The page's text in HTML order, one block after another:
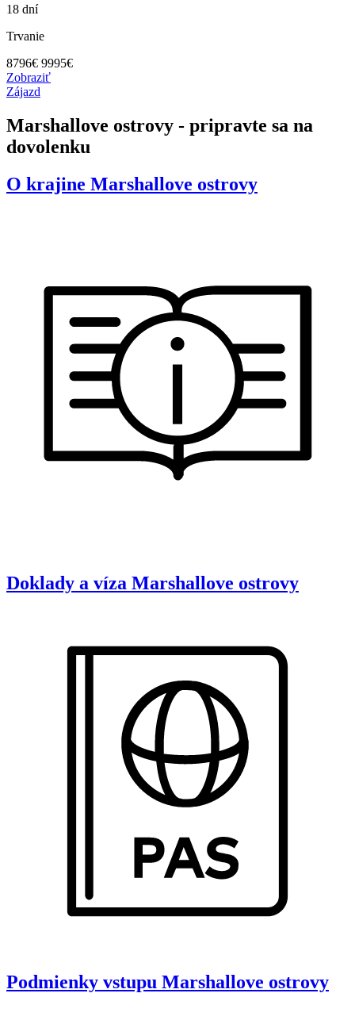
18 dní
Trvanie
8796€ 9995€
Zobraziť
Zájazd
Marshallove ostrovy - pripravte sa na
dovolenku
O krajine Marshallove ostrovy
Doklady a víza Marshallove ostrovy
Podmienky vstupu Marshallove ostrovy